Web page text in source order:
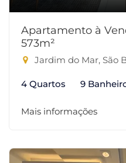
Apartamento à
573m²
Jardim do Mar, São
4 Quartos 9
Mais informações